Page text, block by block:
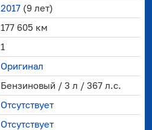
2017 (9 лет)
177 605 км
1
Оригинал
Бензиновый / 3 л / 367 л.с.
Отсутствует
Отсутствует